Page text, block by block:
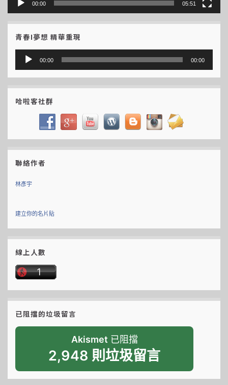
00:00 05:51
青春I夢想 精華重現
訊
放
00:00 00:00
哈啦客社群
聯絡作者
林彥宇
建立你的名片貼
線上人數
已阻擋的垃圾留言
Akismet 已阻擋
2,948 則垃圾留言